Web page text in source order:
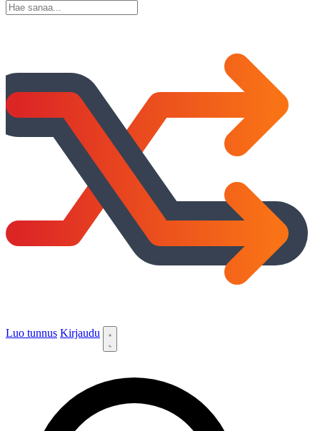
Luo tunnus Kirjaudu